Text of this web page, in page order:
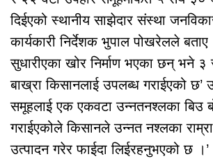
दिईएको स्थानीय साझेदार संस्था
कार्यकारी निर्देशक भुपाल पोखरेलले
सुधारीएका खोर निर्माण भएका छन् भने
बाख्रा किसानलाई उपलब्ध गराईएको
समूहलाई एक एकवटा उन्नतनश्लका बिउ
गराईएकोले किसानले उन्नत नश्लका राम्रा
उत्पादन गरेर फाईदा लिईरहनुभएको छ ।’